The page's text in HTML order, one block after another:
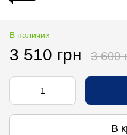
В наличии
3 510 грн 3 600
В